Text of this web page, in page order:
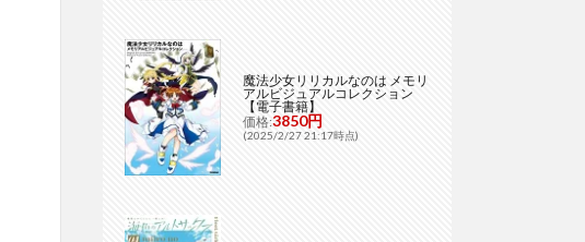
魔法少女リリカルなのは メモリ
アルビジュアルコレクション
【電子書籍】
価格:3850円
(2025/2/27 21:17時点)